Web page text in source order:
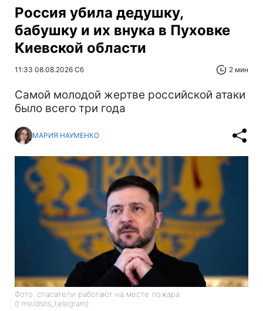
Россия убила дедушку,
бабушку и их внука в Пуховке
Киевской области
11:33 08.08.2026 Сб 2 мин
Самой молодой жертве российской атаки
было всего три года
МАРИЯ НАУМЕНКО
Фото: спасатели работают на месте пожара
(t.me/dsns_telegram)